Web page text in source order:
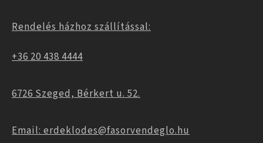
Rendelés házhoz szállítással:
+36 20 438 4444
6726 Szeged, Bérkert u. 52.
Email: erdeklodes@fasorvendeglo.hu